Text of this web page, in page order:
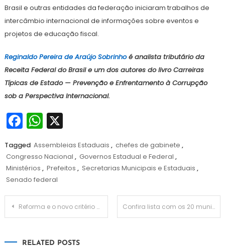
Brasil e outras entidades da federação iniciaram trabalhos de
intercâmbio internacional de informações sobre eventos e
projetos de educação fiscal.
Reginaldo Pereira de Araújo Sobrinhoé analista tributário da
Receita Federal do Brasil e um dos autores do livro Carreiras
Típicas de Estado — Prevenção e Enfrentamento à Corrupção
sob a Perspectiva Internacional.
Facebook
WhatsApp
X
Tagged Assembleias Estaduais , chefes de gabinete ,
Congresso Nacional , Governos Estadual e Federal ,
Ministérios , Prefeitos , Secretarias Municipais e Estaduais ,
Senado federal
Navegação
Reforma e o novo critério da distribuição do IBS pertencente aos municípios Confira lista com os 20 municípios do Brasil com mais mulheres
RELATED POSTS